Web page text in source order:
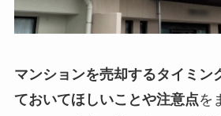
マンションを売却するタイミン
ておいてほしいことや注意点を